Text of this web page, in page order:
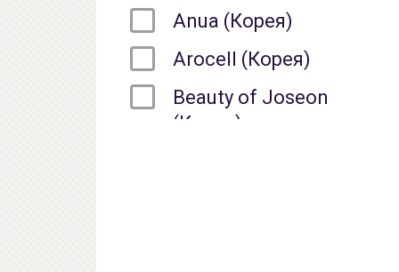
Anua (Корея)
Arocell (Корея)
Beauty of Joseon
(Корея)